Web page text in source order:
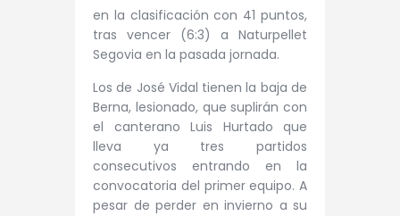
en la clasificación con 41 puntos,
tras vencer (6:3) a Naturpellet
Segovia en la pasada jornada.
Los de José Vidal tienen la baja de
Berna, lesionado, que suplirán con
el canterano Luis Hurtado que
lleva ya tres partidos
consecutivos entrando en la
convocatoria del primer equipo. A
pesar de perder en invierno a su